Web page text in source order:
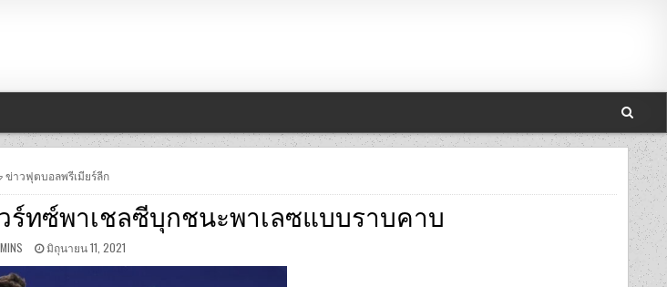
POSTED
ข่าวฟุตบอลพรีเมียร์ลีก
ทซ์พาเชลซีบุกชนะพาเลซแบบราบคาบ
มิถุนายน 11, 2021